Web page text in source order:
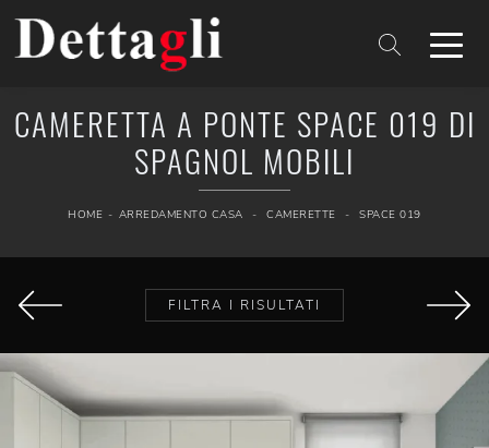
CAMERETTA A PONTE SPACE 019 DI
SPAGNOL MOBILI
HOME - ARREDAMENTO CASA - CAMERETTE - SPACE 019
FILTRA I RISULTATI